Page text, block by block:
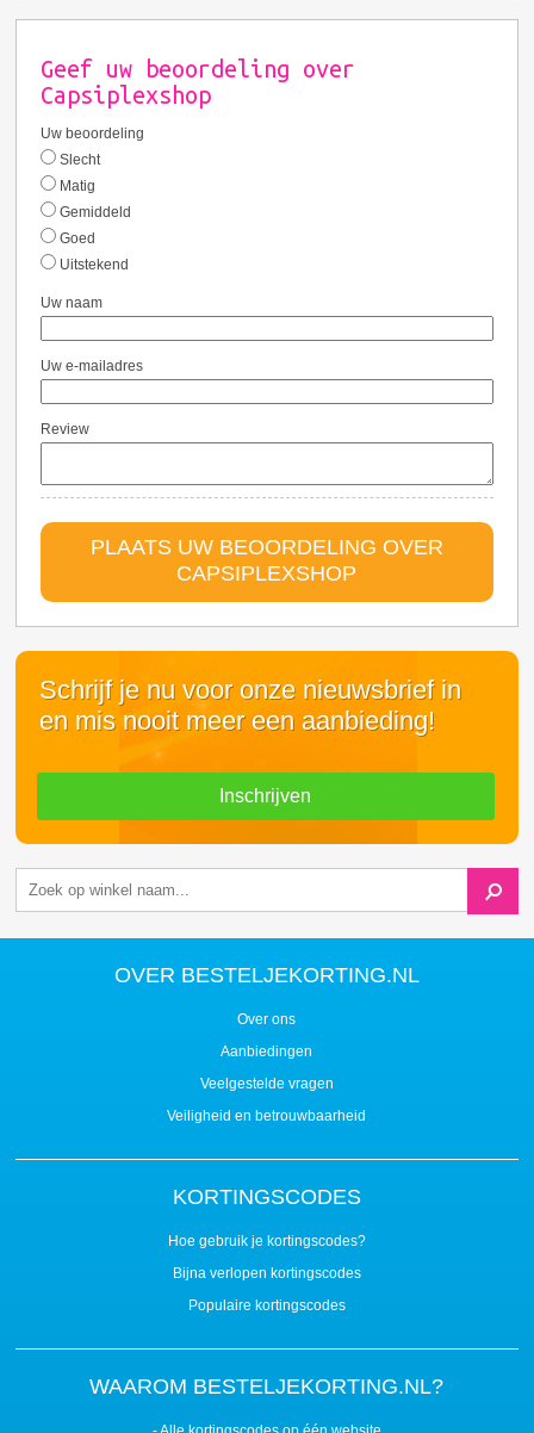
Geef uw beoordeling over
Capsiplexshop
Uw beoordeling
Slecht
Matig
Gemiddeld
Goed
Uitstekend
Uw naam
Uw e-mailadres
Review
PLAATS UW BEOORDELING OVER
CAPSIPLEXSHOP
Schrijf je nu voor onze nieuwsbrief in
en mis nooit meer een aanbieding!
Inschrijven
OVER BESTELJEKORTING.NL
Over ons
Aanbiedingen
Veelgestelde vragen
Veiligheid en betrouwbaarheid
KORTINGSCODES
Hoe gebruik je kortingscodes?
Bijna verlopen kortingscodes
Populaire kortingscodes
WAAROM BESTELJEKORTING.NL?